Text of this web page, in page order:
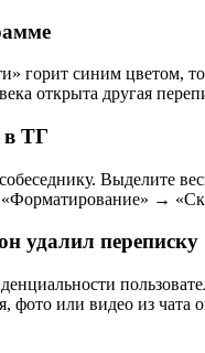
горит синим цветом,
открыта другая
в ТГ
Выделите
→
удалил переписку
или видео из чата